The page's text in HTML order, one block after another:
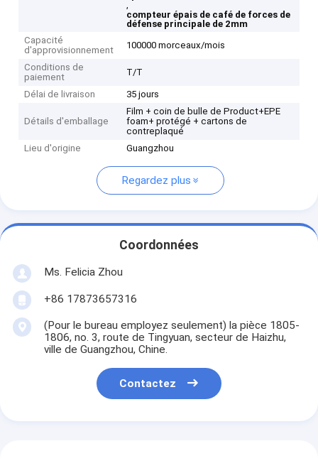
,
compteur épais de café de forces de
défense principale de 2mm
Capacité
d'approvisionnement
100000 morceaux/mois
Conditions de
paiement
T/T
Délai de livraison 35 jours
Détails d'emballage
Film + coin de bulle de Product+EPE
foam+ protégé + cartons de
contreplaqué
Lieu d'origine
Guangzhou
Regardez plus
Coordonnées
Ms. Felicia Zhou
+86 17873657316
(Pour le bureau employez seulement) la pièce 1805-
1806, no. 3, route de Tingyuan, secteur de Haizhu,
ville de Guangzhou, Chine.
Contactez